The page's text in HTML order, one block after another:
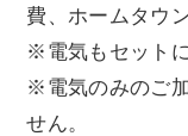
費、ホームタウ
※電気もセット
※電気のみのご
せん。